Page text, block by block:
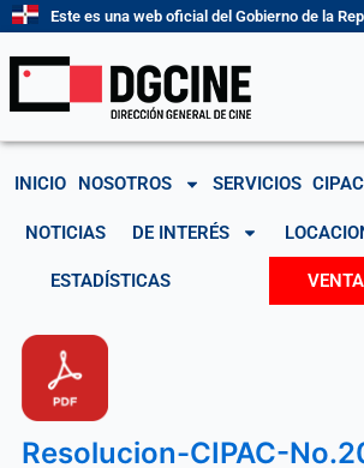
contenido
Este es una web oficial del Gobierno de la
INICIO NOSOTROS SERVICIOS CIPAC
NOTICIAS DE INTERÉS
ESTADÍSTICAS
Resolucion-CIPAC-